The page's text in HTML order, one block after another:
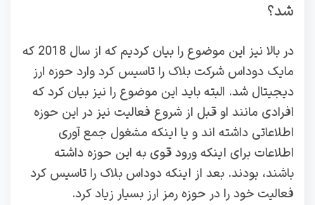
شد؟
در بالا نیز این موضوع را بیان کردیم که از سال 2018 که
مایک دوداس شرکت بلاک را تاسیس کرد وارد حوزه ارز
دیجیتال شد. البته باید این موضوع را نیز بیان کرد که
افرادی مانند او قبل از شروع فعالیت نیز در این حوزه
اطلاعاتی داشته اند و یا اینکه مشغول جمع آوری
اطلاعات برای اینکه ورود قوی به این حوزه داشته
باشند، بودند. بعد از اینکه دوداس بلاک را تاسیس کرد
فعالیت خود را در حوزه رمز ارز بسیار زیاد کرد.